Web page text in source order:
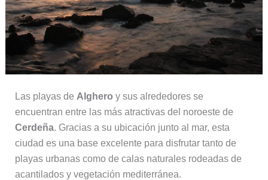
Las playas de Alghero y sus alrededores se
encuentran entre las más atractivas del noroeste de
Cerdeña. Gracias a su ubicación junto al mar, esta
ciudad es una base excelente para disfrutar tanto de
playas urbanas como de calas naturales rodeadas de
acantilados y vegetación mediterránea.